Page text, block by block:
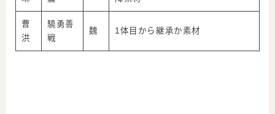
曹
洪
驍勇善
戦
魏 1体目から継承か素材